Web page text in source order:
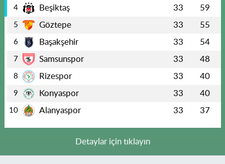
4 Beşiktaş 33 59
5 Göztepe 33 55
6 Başakşehir 33 54
7 Samsunspor 33 48
8 Rizespor 33 40
9 Konyaspor 33 40
10 Alanyaspor 33 37
Detaylar için tıklayın